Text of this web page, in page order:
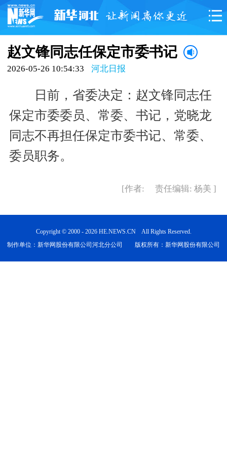
赵文锋同志任保定市委书记
2026-05-26 10:54:33 河北日报
日前，省委决定：赵文锋同志任
保定市委委员、常委、书记，党晓龙
同志不再担任保定市委书记、常委、
委员职务。
[作者: 责任编辑: 杨美 ]
Copyright © 2000 - 2026 HE.NEWS.CN All Rights Reserved.
制作单位：新华网股份有限公司河北分公司 版权所有：新华网股份有限公司